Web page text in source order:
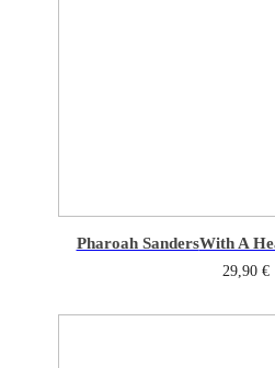
Pharoah SandersWith A
29,90 €